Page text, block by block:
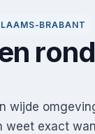
BRABANT
rond
wijde
weet exact